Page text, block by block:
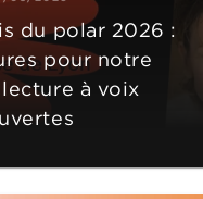
du polar 2026 :
pour notre
à voix